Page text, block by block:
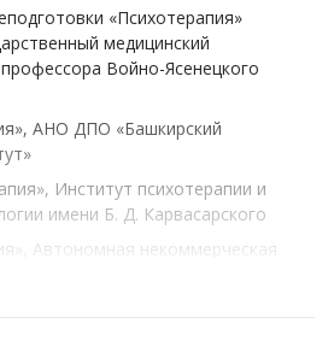
«Психотерапия»
медицинский
Войно-Ясенецкого
АНО ДПО «Башкирский
Институт психотерапии и
имени Б. Д. Карвасарского
Автономная некоммерческая
профессионального